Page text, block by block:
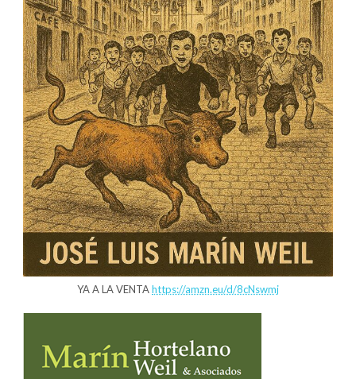
YA A LA VENTAhttps://amzn.eu/d/8cNswmj